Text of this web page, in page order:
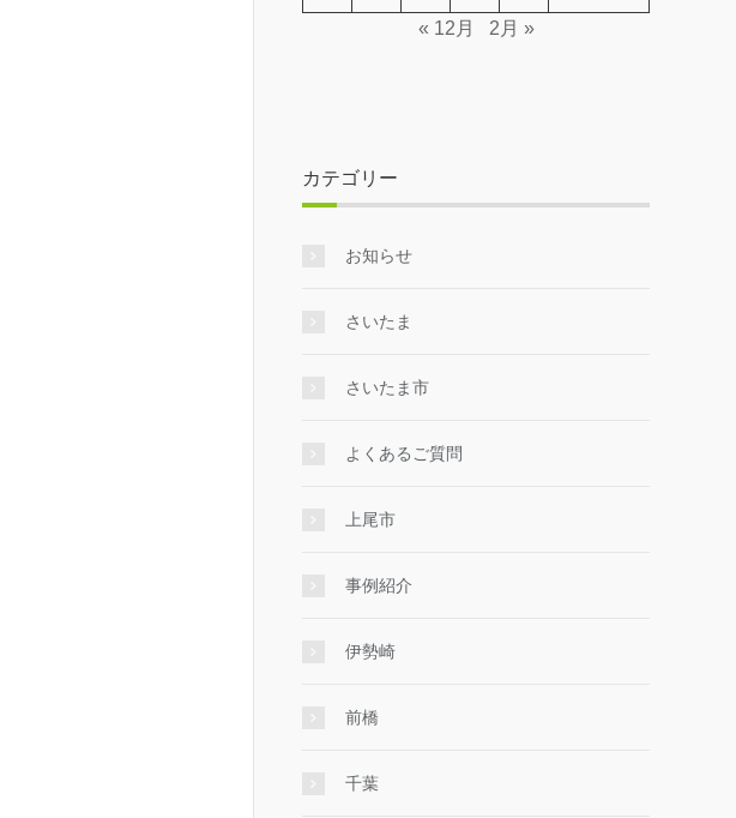
« 12月
2月 »
カテゴリー
お知らせ
さいたま
さいたま市
よくあるご質問
上尾市
事例紹介
伊勢崎
前橋
千葉